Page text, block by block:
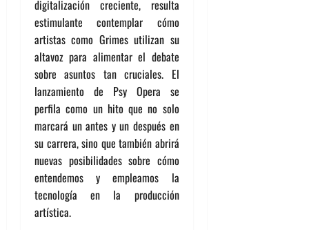
digitalización creciente, resulta
estimulante contemplar cómo
artistas como Grimes utilizan su
altavoz para alimentar el debate
sobre asuntos tan cruciales. El
lanzamiento de Psy Opera se
perfila como un hito que no solo
marcará un antes y un después en
su carrera, sino que también abrirá
nuevas posibilidades sobre cómo
entendemos y empleamos la
tecnología en la producción
artística.